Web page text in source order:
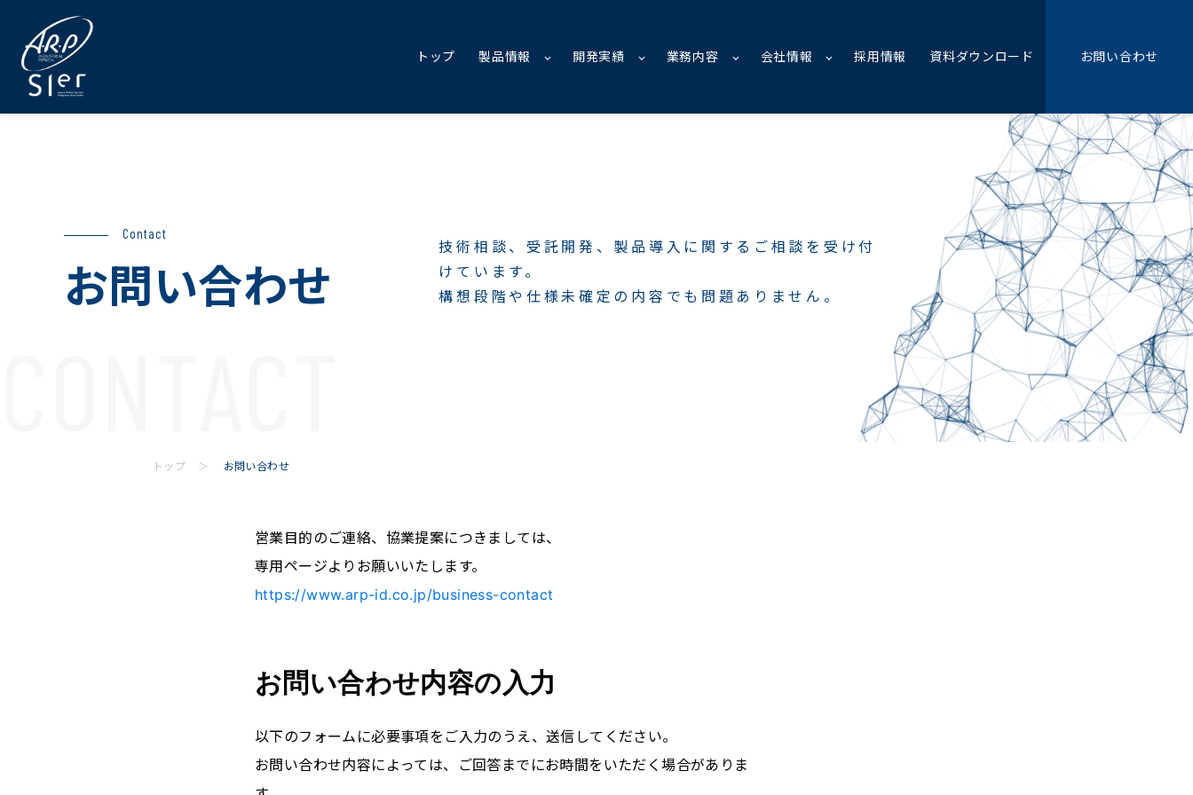
トップ 製品情報 開発実績 業務内容 会社情報 採用情報 資料ダウンロード お問い合わせ
Contact
お問い合わせ
技術相談、受託開発、製品導入に関するご相談を受け付
けています。
構想段階や仕様未確定の内容でも問題ありません。
トップ お問い合わせ
営業目的のご連絡、協業提案につきましては、
専用ページよりお願いいたします。
https://www.arp-id.co.jp/business-contact
お問い合わせ内容の入力
以下のフォームに必要事項をご入力のうえ、送信してください。
お問い合わせ内容によっては、ご回答までにお時間をいただく場合がありま